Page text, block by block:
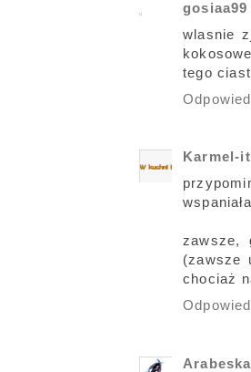
gosiaa99
wlasnie
tego
Karmel-
zawsze,
(zawsze
chociaż